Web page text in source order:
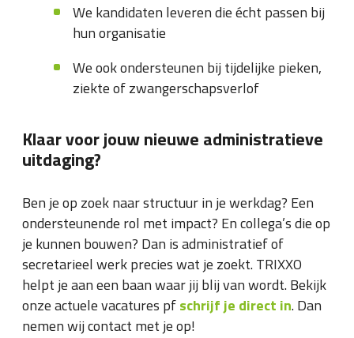
We kandidaten leveren die écht passen bij
hun organisatie
We ook ondersteunen bij tijdelijke pieken,
ziekte of zwangerschapsverlof
Klaar voor jouw nieuwe administratieve
uitdaging?
Ben je op zoek naar structuur in je werkdag? Een
ondersteunende rol met impact? En collega’s die op
je kunnen bouwen? Dan is administratief of
secretarieel werk precies wat je zoekt. TRIXXO
helpt je aan een baan waar jij blij van wordt. Bekijk
onze actuele vacatures pfschrijf je direct in. Dan
nemen wij contact met je op!